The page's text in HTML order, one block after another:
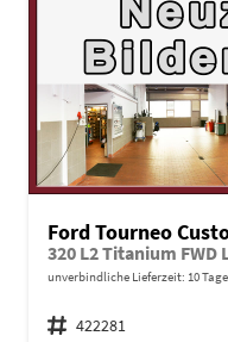
Ford Tourneo
320 L2 Titanium FWD
unverbindliche Lieferzeit: 10 Tage
Fahrzeugnr. 422281